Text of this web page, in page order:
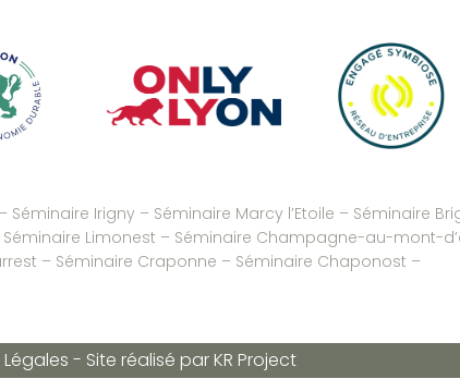
– Séminaire Irigny– Séminaire Marcy l’Etoile – Séminaire
Séminaire Limonest – Séminaire Champagne-au-mont-
– Séminaire Craponne – Séminaire Chaponost –
- Site réalisé par KR Project